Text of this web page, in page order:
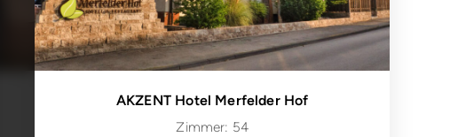
AKZENT Hotel Merfelder Hof
Zimmer: 54